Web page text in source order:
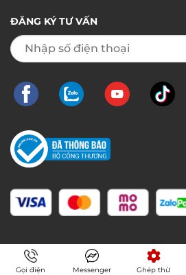
ĐĂNG KÝ TƯ VẤN
Gọi điện Messenger Ghép thử